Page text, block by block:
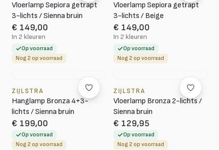
Vloerlamp Sepiora getrapt
3-lichts / Sienna bruin
€ 149,00
In 2 kleuren
Op voorraad
Nog 2 op voorraad
Vloerlamp Sepiora getrapt
3-lichts / Beige
€ 149,00
In 2 kleuren
Op voorraad
Nog 2 op voorraad
ZIJLSTRA
Hanglamp Bronza 4+3-
lichts / Sienna bruin
€ 199,00
Op voorraad
Nog 2 op voorraad
ZIJLSTRA
Vloerlamp Bronza 2-lichts /
Sienna bruin
€ 129,95
Op voorraad
Nog 2 op voorraad